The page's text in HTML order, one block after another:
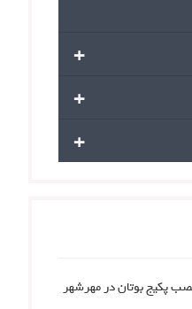
+
+
+
پکیج بوتان در مهرشهر